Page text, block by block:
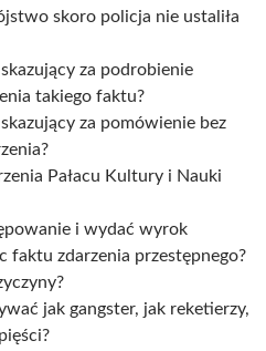
skoro policja nie ustaliła
za podrobienie
takiego faktu?
za pomówienie bez
Pałacu Kultury i Nauki
i wydać wyrok
faktu zdarzenia przestępnego?
jak gangster, jak reketierzy,